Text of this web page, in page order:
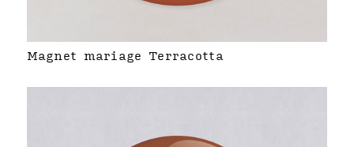
Magnet mariage Terracotta